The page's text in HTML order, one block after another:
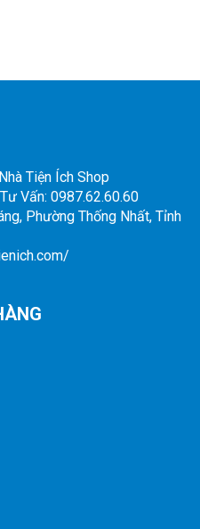
Tiện Ích Shop
Vấn: 0987.62.60.60
Phường Thống Nhất, Tỉnh